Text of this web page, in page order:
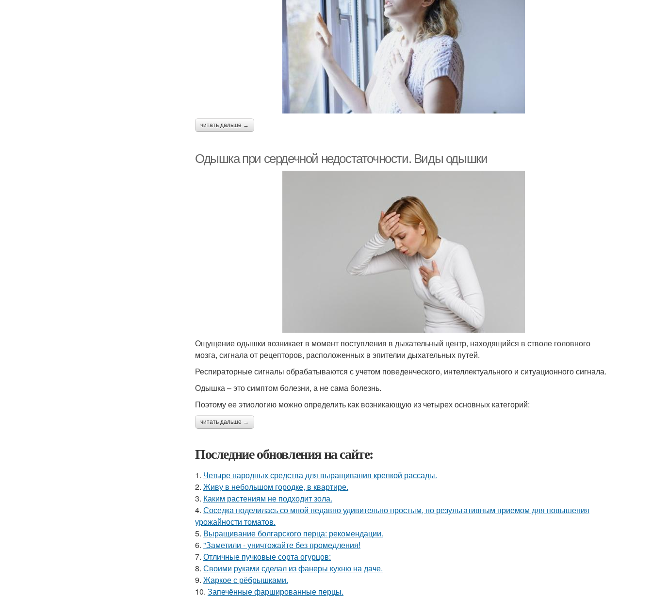
читать дальше →
Одышка при сердечной недостаточности. Виды одышки
Ощущение одышки возникает в момент поступления в дыхательный центр, находящийся в стволе головного
мозга, сигнала от рецепторов, расположенных в эпителии дыхательных путей.
Респираторные сигналы обрабатываются с учетом поведенческого, интеллектуального и ситуационного сигнала.
Одышка – это симптом болезни, а не сама болезнь.
Поэтому ее этиологию можно определить как возникающую из четырех основных категорий:
читать дальше →
Последние обновления на сайте:
1. Четыре народных средства для выращивания крепкой рассады.
2. Живу в небольшом городке, в квартире.
3. Каким растениям не подходит зола.
4. Соседка поделилась со мной недавно удивительно простым, но результативным приемом для повышения
урожайности томатов.
5. Выращивание болгарского перца: рекомендации.
6. "Заметили - уничтожайте без промедления!
7. Отличные пучковые сорта огурцов:
8. Своими руками сделал из фанеры кухню на даче.
9. Жаркое с рёбрышками.
10. Запечённые фаршированные перцы.